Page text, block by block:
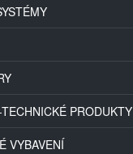
PRODUKTY
VYBAVENÍ